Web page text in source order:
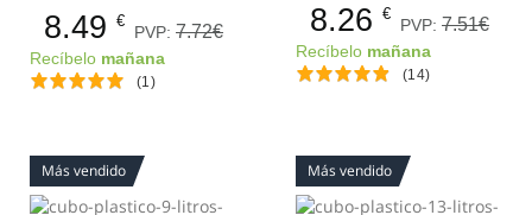
8.49 €
PVP: 7.72€
Recíbelo mañana
(1)
8.26 €
PVP: 7.51€
Recíbelo mañana
(14)
Más vendido Más vendido